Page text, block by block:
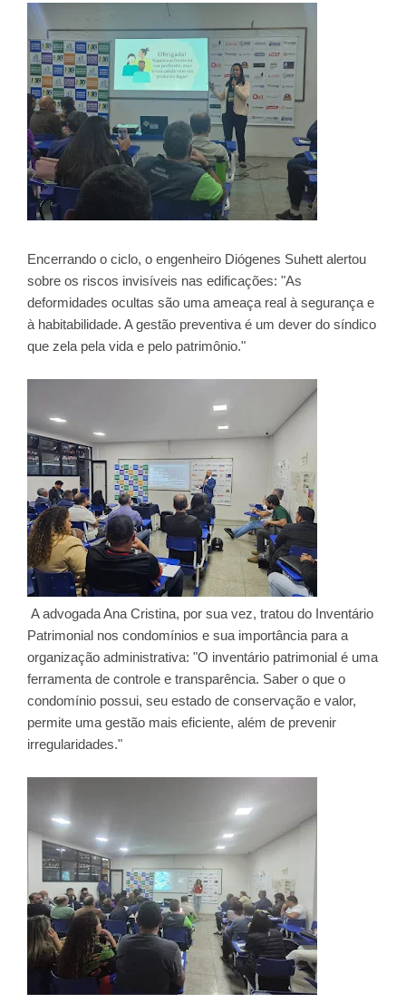
Encerrando o ciclo, o engenheiro Diógenes Suhett alertou
sobre os riscos invisíveis nas edificações: "As
deformidades ocultas são uma ameaça real à segurança e
à habitabilidade. A gestão preventiva é um dever do síndico
que zela pela vida e pelo patrimônio."
A advogada Ana Cristina, por sua vez, tratou do Inventário
Patrimonial nos condomínios e sua importância para a
organização administrativa: "O inventário patrimonial é uma
ferramenta de controle e transparência. Saber o que o
condomínio possui, seu estado de conservação e valor,
permite uma gestão mais eficiente, além de prevenir
irregularidades."